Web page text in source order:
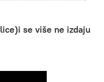
se više ne izdaju